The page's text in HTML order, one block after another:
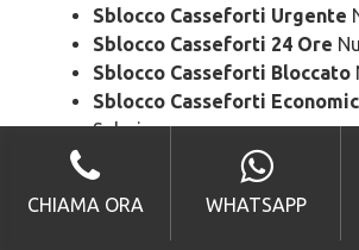
Sblocco Casseforti Urgente
Sblocco Casseforti 24 Ore
Sblocco Casseforti Bloccato
Sblocco Casseforti
Salario
Sblocco Casseforti Domenica
Sblocco Casseforti Notturno
Sblocco Casseforti Rapido
Sblocco Casseforti SOS
CHIAMA ORA WHATSAPP